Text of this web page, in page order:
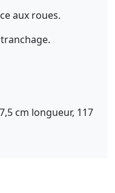
aux roues.
cm longueur, 117